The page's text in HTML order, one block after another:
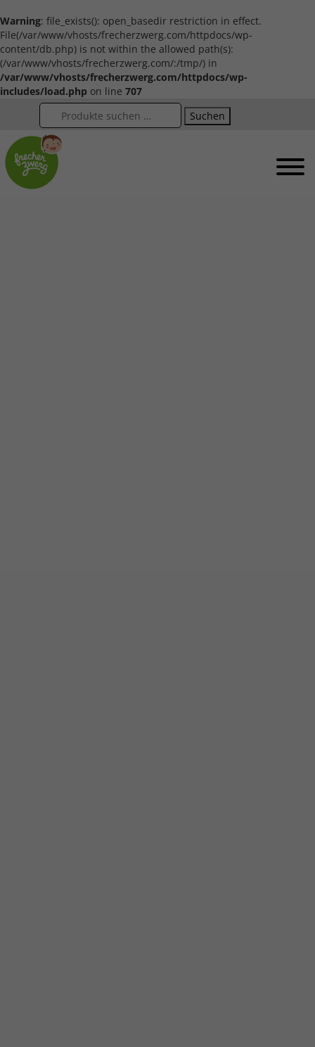
Warning: file_exists(): open_basedir restriction in effect.
File(/var/www/vhosts/frecherzwerg.com/httpdocs/wp-
content/db.php) is not within the allowed path(s):
(/var/www/vhosts/frecherzwerg.com/:/tmp/) in
/var/www/vhosts/frecherzwerg.com/httpdocs/wp-
includes/load.php on line 707
Suchen